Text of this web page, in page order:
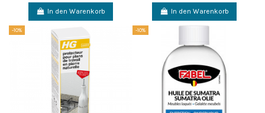
In den Warenkorb In den Warenkorb
-10% -10%